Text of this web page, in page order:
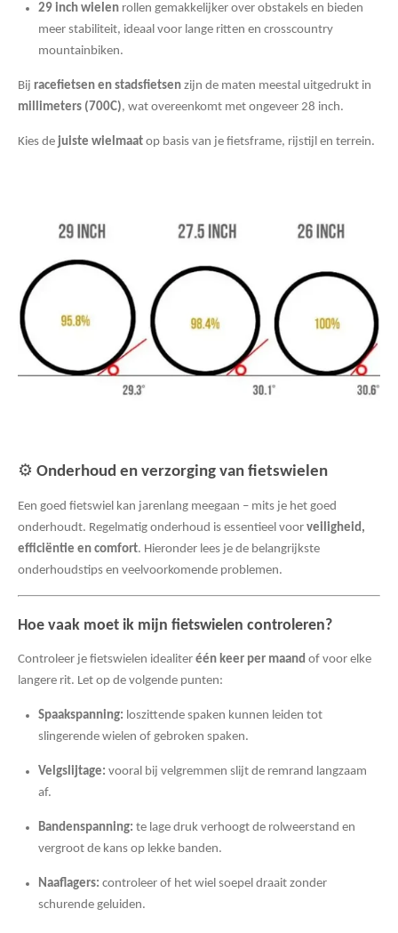
29 inch wielenrollen gemakkelijker over obstakels en bieden
meer stabiliteit, ideaal voor lange ritten en crosscountry
mountainbiken.
Bij racefietsen en stadsfietsen zijn de maten meestal uitgedrukt in
millimeters (700C), wat overeenkomt met ongeveer 28 inch.
Kies de juiste wielmaat op basis van je fietsframe, rijstijl en terrein.
⚙️ Onderhoud en verzorging van fietswielen
Een goed fietswiel kan jarenlang meegaan – mits je het goed
onderhoudt. Regelmatig onderhoud is essentieel voor veiligheid,
efficiëntie en comfort. Hieronder lees je de belangrijkste
onderhoudstips en veelvoorkomende problemen.
Hoe vaak moet ik mijn fietswielen controleren?
Controleer je fietswielen idealiter één keer per maand of voor elke
langere rit. Let op de volgende punten:
Spaakspanning: loszittende spaken kunnen leiden tot
slingerende wielen of gebroken spaken.
Velgslijtage: vooral bij velgremmen slijt de remrand langzaam
af.
Bandenspanning: te lage druk verhoogt de rolweerstand en
vergroot de kans op lekke banden.
Naaflagers: controleer of het wiel soepel draait zonder
schurende geluiden.